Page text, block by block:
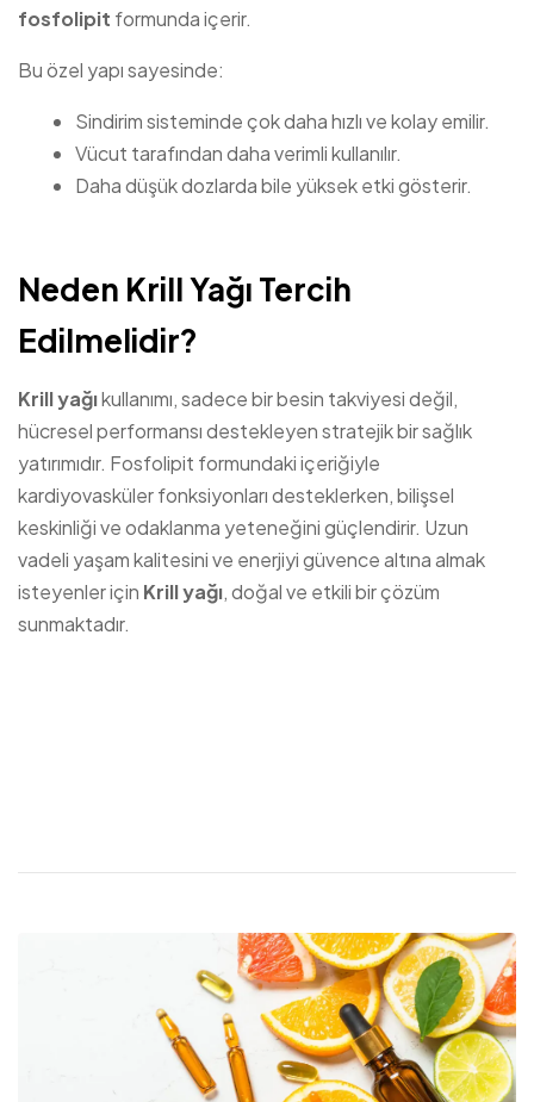
fosfolipit formunda içerir.
Bu özel yapı sayesinde:
Sindirim sisteminde çok daha hızlı ve kolay emilir.
Vücut tarafından daha verimli kullanılır.
Daha düşük dozlarda bile yüksek etki gösterir.
Neden Krill Yağı Tercih
Edilmelidir?
Krill yağıkullanımı, sadece bir besin takviyesi değil,
hücresel performansı destekleyen stratejik bir sağlık
yatırımıdır. Fosfolipit formundaki içeriğiyle
kardiyovasküler fonksiyonları desteklerken, bilişsel
keskinliği ve odaklanma yeteneğini güçlendirir. Uzun
vadeli yaşam kalitesini ve enerjiyi güvence altına almak
isteyenler için Krill yağı, doğal ve etkili bir çözüm
sunmaktadır.